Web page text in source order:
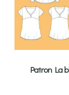
Patron La